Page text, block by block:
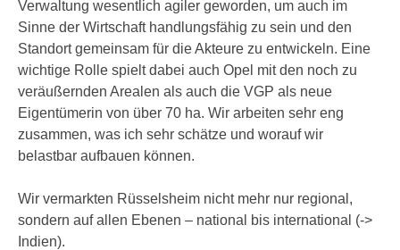
Verwaltung wesentlich agiler geworden, um auch im
Sinne der Wirtschaft handlungsfähig zu sein und den
Standort gemeinsam für die Akteure zu entwickeln. Eine
wichtige Rolle spielt dabei auch Opel mit den noch zu
veräußernden Arealen als auch die VGP als neue
Eigentümerin von über 70 ha. Wir arbeiten sehr eng
zusammen, was ich sehr schätze und worauf wir
belastbar aufbauen können.
Wir vermarkten Rüsselsheim nicht mehr nur regional,
sondern auf allen Ebenen – national bis international (->
Indien).